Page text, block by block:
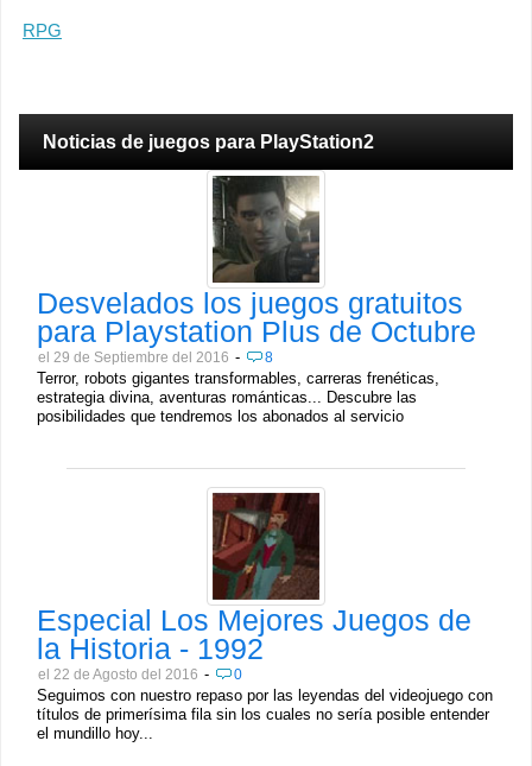
RPG
Noticias de juegos para PlayStation2
Desvelados los juegos gratuitos
para Playstation Plus de Octubre
el 29 de Septiembre del 2016 - 8
Terror, robots gigantes transformables, carreras frenéticas,
estrategia divina, aventuras románticas... Descubre las
posibilidades que tendremos los abonados al servicio
Especial Los Mejores Juegos de
la Historia - 1992
el 22 de Agosto del 2016 - 0
Seguimos con nuestro repaso por las leyendas del videojuego con
títulos de primerísima fila sin los cuales no sería posible entender
el mundillo hoy...